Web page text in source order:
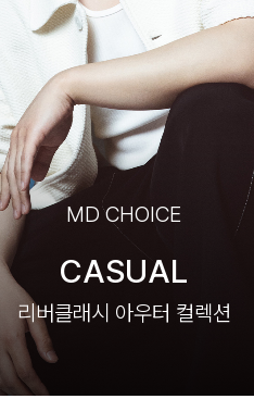
MD CHOICE
CASUAL
리버클래시 아우터 컬렉션